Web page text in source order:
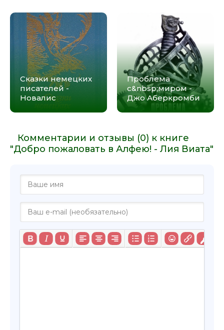
Сказки немецких
писателей -
Новалис
Проблема
с&nbsp;миром -
Джо Аберкромби
Комментарии и отзывы (0) к книге
"Добро пожаловать в Алфею! - Лия Виата"